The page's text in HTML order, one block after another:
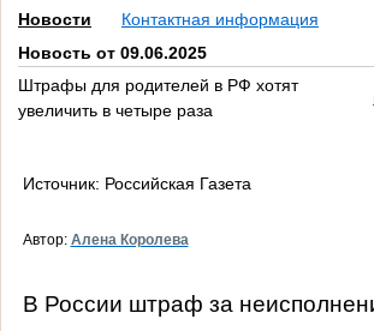
Новости
Контактная информация
Новость от 09.06.2025
Штрафы для родителей в РФ хотят
увеличить в четыре раза
Источник: Российская Газета
Автор: Алена Королева
В России штраф за